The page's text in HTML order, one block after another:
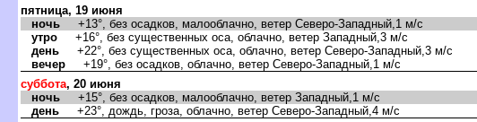
пятница, 19 июня
ночь +13°, без осадков, малооблачно, ветер Северо-Западный,1 м/с
утро +16°, без существенных оса, облачно, ветер Западный,3 м/с
день +22°, без существенных оса, облачно, ветер Северо-Западный,3 м/с
ечер +19°, без осадков, облачно, ветер Северо-Западный,1 м/с
суббота, 20 июня
ночь +15°, без осадков, малооблачно, ветер Западный,1 м/с
день +23°, дождь, гроза, облачно, ветер Северо-Западный,4 м/с